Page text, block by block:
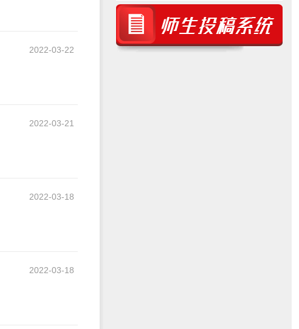
2022-03-22
2022-03-21
2022-03-18
2022-03-18